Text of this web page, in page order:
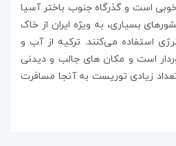
خوبی است و گذرگاه جنوب باختر آسیا
بسیاری، به ویژه ایران از خاک
استفاده می‌کنند. ترکیه از آب و
است و مکان های جالب و دیدنی
زیادی توریست به آنجا مسافرت